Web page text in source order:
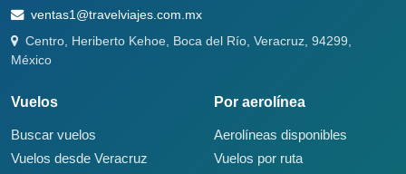
ventas1@travelviajes.com.mx
Centro, Heriberto Kehoe, Boca del Río, Veracruz, 94299,
México
Vuelos
Buscar vuelos
Vuelos desde Veracruz
Por aerolínea
Aerolíneas disponibles
Vuelos por ruta